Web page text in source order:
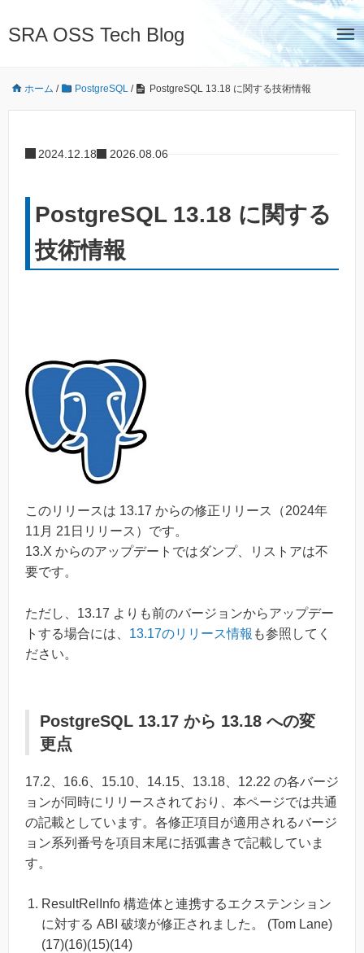
SRA OSS Tech Blog
ホーム / PostgreSQL / PostgreSQL 13.18 に関する技術情報
2024.12.18 2026.08.06
PostgreSQL 13.18 に関する
技術情報
このリリースは 13.17 からの修正リリース（2024年
11月 21日リリース）です。
13.X からのアップデートではダンプ、リストアは不
要です。
ただし、13.17 よりも前のバージョンからアップデー
トする場合には、 13.17のリリース情報 も参照してく
ださい。
PostgreSQL 13.17 から 13.18 への変
更点
17.2、16.6、15.10、14.15、13.18、12.22 の各バージ
ョンが同時にリリースされており、本ページでは共通
の記載としています。各修正項目が適用されるバージ
ョン系列番号を項目末尾に括弧書きで記載していま
す。
ResultRelInfo 構造体と連携するエクステンション
に対する ABI 破壊が修正されました。 (Tom Lane)
(17)(16)(15)(14)